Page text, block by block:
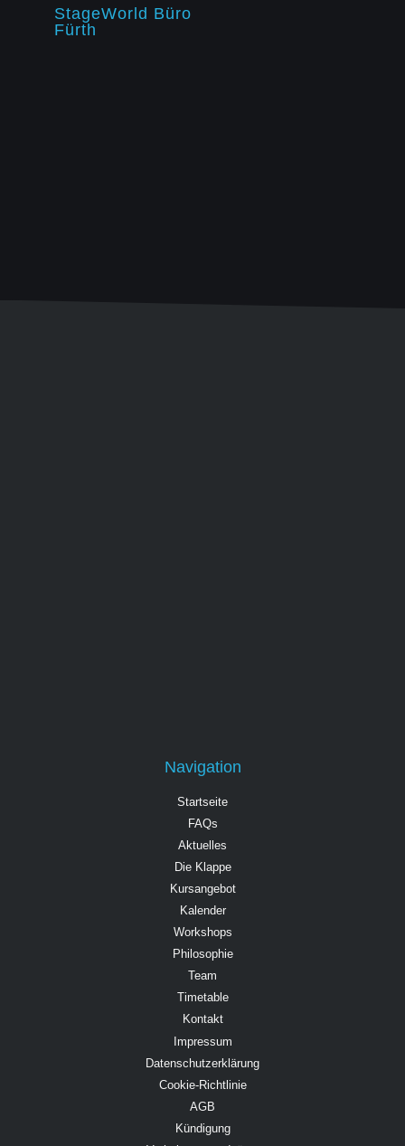
StageWorld Büro
Fürth
Navigation
Startseite
FAQs
Aktuelles
Die Klappe
Kursangebot
Kalender
Workshops
Philosophie
Team
Timetable
Kontakt
Impressum
Datenschutzerklärung
Cookie-Richtlinie
AGB
Kündigung